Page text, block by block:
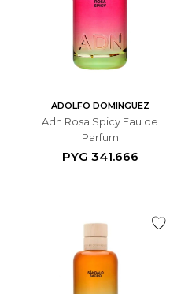
ADOLFO DOMINGUEZ
Adn Rosa Spicy Eau de
Parfum
PYG 341.666